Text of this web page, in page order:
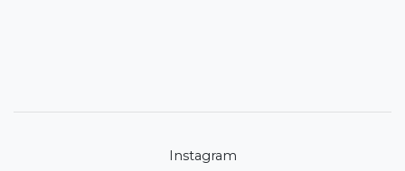
Instagram